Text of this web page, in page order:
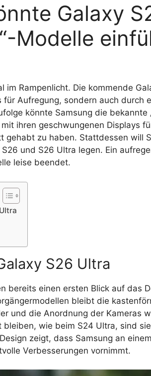
Galaxy
Modelle
im Rampenlicht. Die kommende
Aufregung, sondern auch durch
könnte Samsung die bekannte
ihren geschwungenen Displays
gehabt zu haben. Stattdessen will
und S26 Ultra legen. Ein
leise beendet.
S26 Ultra
bereits einen ersten Blick auf das
bleibt die
und die Anordnung der Kameras
bleiben, wie beim S24 Ultra, sind
zeigt, dass Samsung an
Verbesserungen vornimmt.